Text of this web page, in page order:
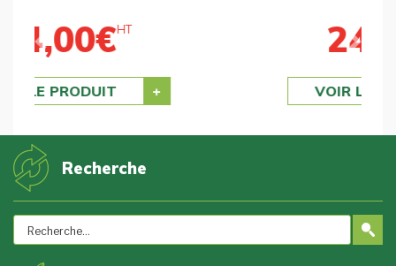
24,00
VOIR LE PRODUIT
Previous Next
Recherche